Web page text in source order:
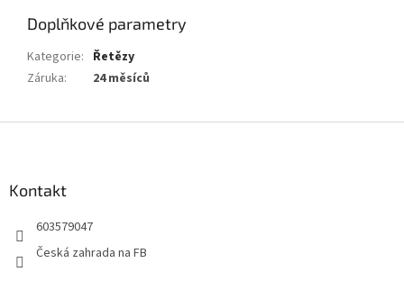
Doplňkové parametry
Kategorie: Řetězy
Záruka: 24 měsíců
Kontakt
603579047
Česká zahrada na FB